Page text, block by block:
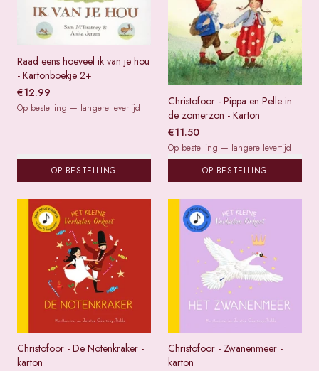
Raad eens hoeveel ik van je hou
- Kartonboekje 2+
€12.99
Op bestelling — langere levertijd
OP BESTELLING
Christofoor - Pippa en Pelle in
de zomerzon - Karton
€11.50
Op bestelling — langere levertijd
OP BESTELLING
Christofoor - De Notenkraker -
karton
Christofoor - Zwanenmeer -
karton